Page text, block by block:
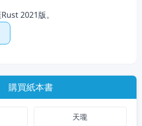
2021版。
購買紙本書
天瓏